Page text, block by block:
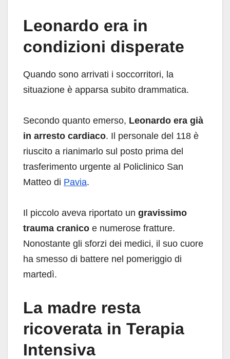
Leonardo era in
condizioni disperate
Quando sono arrivati i soccorritori, la
situazione è apparsa subito drammatica.
Secondo quanto emerso, Leonardo era già
in arresto cardiaco. Il personale del 118 è
riuscito a rianimarlo sul posto prima del
trasferimento urgente al Policlinico San
Matteo di Pavia.
Il piccolo aveva riportato un gravissimo
trauma cranico e numerose fratture.
Nonostante gli sforzi dei medici, il suo cuore
ha smesso di battere nel pomeriggio di
martedì.
La madre resta
ricoverata in Terapia
Intensiva